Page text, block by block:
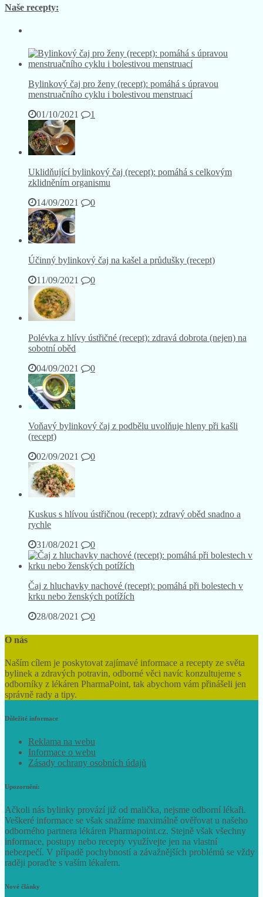
Naše recepty:
Bylinkový čaj pro ženy (recept): pomáhá s úpravou
menstruačního cyklu i bolestivou menstruací
01/10/2021
1
Uklidňující bylinkový čaj (recept): pomáhá s celkovým
zklidněním organismu
14/09/2021
0
Účinný bylinkový čaj na kašel a průdušky (recept)
11/09/2021
0
Polévka z hlívy ústřičné (recept): zdravá dobrota (nejen) na
sobotní oběd
04/09/2021
0
Voňavý bylinkový čaj z podbělu uvolňuje hleny při kašli
(recept)
02/09/2021
0
Kuskus s hlívou ústřičnou (recept): zdravý oběd snadno a
rychle
31/08/2021
0
Čaj z hluchavky nachové (recept): pomáhá při bolestech v
krku nebo ženských potížích
28/08/2021
0
O nás
Naším cílem je poskytovat zajímavé informace a recepty ze světa
bylinek a zdravých potravin, odborné věci navíc konzultujeme s
odborníky z lékáren PharmaPoint, tak abychom vám přinášeli jen
správně rady a tipy.
Důležité informace
Reklama na webu
Informace o webu
Zásady ochrany osobních údajů
Upozornění:
Ačkoli nás bylinky provází již od malička, nejsme odborní lékaři.
Veškeré informace se však snažíme maximálně ověřovat u našeho
odborného partnera lékáren Pharmapoint.cz. Stejně však všechny
informace, postupy nebo recepty využívejte jen na vlastní
nebezpečí. V případě pochybností a závažnějších problémů se vždy
raději poraďte s vaším lékařem.
Nové články